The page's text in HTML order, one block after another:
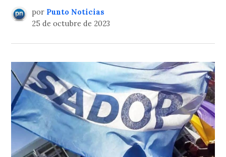
por Punto Noticias
25 de octubre de 2023